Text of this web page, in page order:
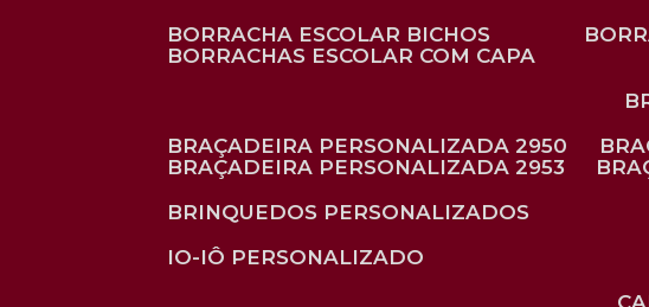
BORRACHA ESCOLAR BICHOS
BORRACHAS ESCOLAR COM CAPA
BRAÇADEIRA PERSONALIZADA 2950
BRAÇADEIRA PERSONALIZADA 2953
BRINQUEDOS PERSONALIZADOS
IO-IÔ PERSONALIZADO